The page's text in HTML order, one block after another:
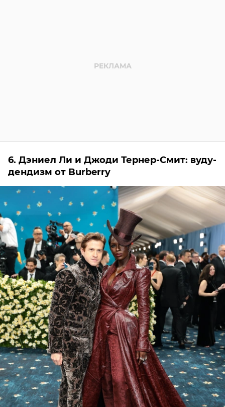
6. Дэниел Ли и Джоди Тернер-Смит: вуду-
дендизм от Burberry